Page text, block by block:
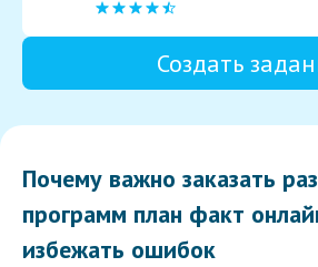
Создать
Почему важно заказать
программ план факт
избежать ошибок